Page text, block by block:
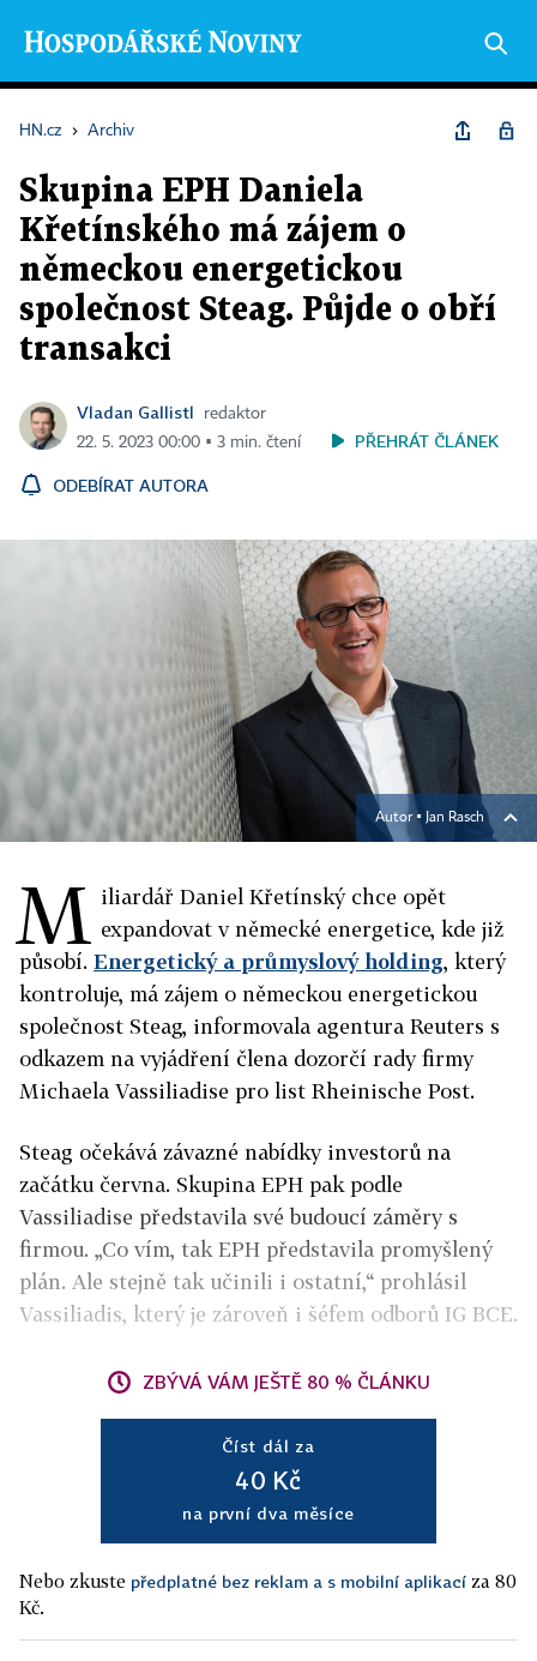
HN.cz › Archiv
Skupina EPH Daniela
Křetínského má zájem o
německou energetickou
společnost Steag. Půjde o obří
transakci
Vladan Gallistl
redaktor
22. 5. 2023 00:00 ▪ 3 min. čtení
PŘEHRÁT ČLÁNEK
ODEBÍRAT AUTORA
Autor ▪ Jan Rasch
M iliardář Daniel Křetínský chce opět
expandovat v německé energetice, kde již
působí. Energetický a průmyslový holding, který
kontroluje, má zájem o německou energetickou
společnost Steag, informovala agentura Reuters s
odkazem na vyjádření člena dozorčí rady firmy
Michaela Vassiliadise pro list Rheinische Post.
Steag očekává závazné nabídky investorů na
začátku června. Skupina EPH pak podle
Vassiliadise představila své budoucí záměry s
firmou. „Co vím, tak EPH představila promyšlený
plán. Ale stejně tak učinili i ostatní,“ prohlásil
Vassiliadis, který je zároveň i šéfem odborů IG BCE.
ZBÝVÁ VÁM JEŠTĚ 80 % ČLÁNKU
Číst dál za
40 Kč
na první dva měsíce
Nebo zkuste předplatné bez reklam a s mobilní aplikací za 80
Kč.